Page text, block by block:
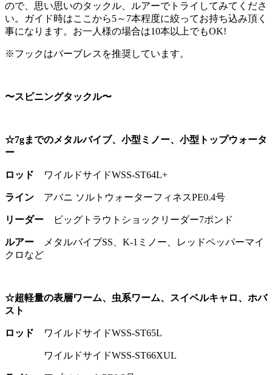
ので、思い思いのタックル、ルアーでトライしてみてくださ
い。ガイド時はここから5～7本程度に絞ってお持ち込み頂く
事になります。お一人様の場合は10本以上でもOK!
※フックはバーブレスを推奨しています。
〜スピニングタックル〜
☆7gまでのメタルバイブ、小型ミノー、小型トップウォータ
ー
ロッド ワイルドサイドWSS-ST64L+
ライン アバニ ソルトウォーターフィネスPE0.4号
リーダー ビッグトラウトショックリーダー7ポンド
ルアー
メタルバイブSS、K-1ミノー、レッドペッパーマイ
クロなど
☆超軽量の表層ワーム、虫系ワーム、スイベルキャロ、ホバ
スト
ロッド ワイルドサイドWSS-ST65L
ワイルドサイドWSS-ST66XUL